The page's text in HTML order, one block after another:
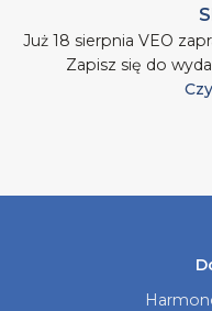
Już 18 sierpnia VEO
Zapisz się do